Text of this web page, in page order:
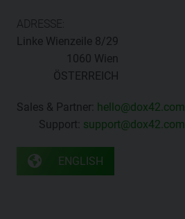
ADRESSE:
Linke Wienzeile 8/29
1060 Wien
ÖSTERREICH
Sales & Partner: hello@dox42.com
Support: support@dox42.com
ENGLISH